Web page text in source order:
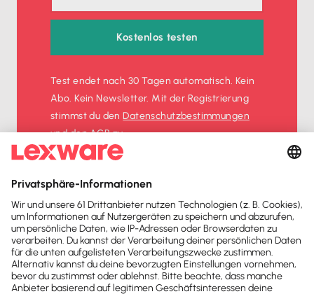
Kostenlos testen
Test endet nach 30 Tagen automatisch. Kein
Abo. Kein Newsletter. Mit der Registrierung
stimmst du denDatenschutz­bestimmungen
und denAGBzu.
Newsletter